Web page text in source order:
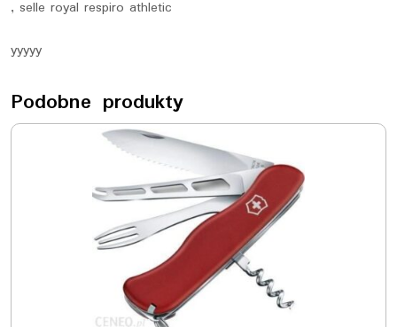
, selle royal respiro athletic
yyyyy
Podobne produkty